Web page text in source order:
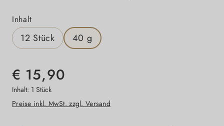
Inhaltauswählen
12 Stück 40 g
€ 15,90
Inhalt: 1 Stück
Preise inkl. MwSt. zzgl. Versand